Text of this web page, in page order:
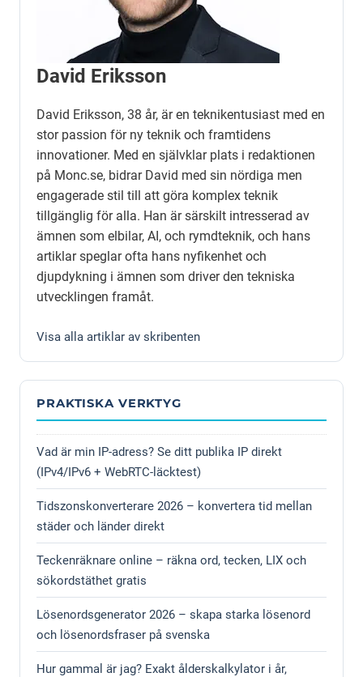
David Eriksson
David Eriksson, 38 år, är en teknikentusiast med en
stor passion för ny teknik och framtidens
innovationer. Med en självklar plats i redaktionen
på Monc.se, bidrar David med sin nördiga men
engagerade stil till att göra komplex teknik
tillgänglig för alla. Han är särskilt intresserad av
ämnen som elbilar, AI, och rymdteknik, och hans
artiklar speglar ofta hans nyfikenhet och
djupdykning i ämnen som driver den tekniska
utvecklingen framåt.
Visa alla artiklar av skribenten
PRAKTISKA VERKTYG
Vad är min IP-adress? Se ditt publika IP direkt
(IPv4/IPv6 + WebRTC-läcktest)
Tidszonskonverterare 2026 – konvertera tid mellan
städer och länder direkt
Teckenräknare online – räkna ord, tecken, LIX och
sökordstäthet gratis
Lösenordsgenerator 2026 – skapa starka lösenord
och lösenordsfraser på svenska
Hur gammal är jag? Exakt ålderskalkylator i år,